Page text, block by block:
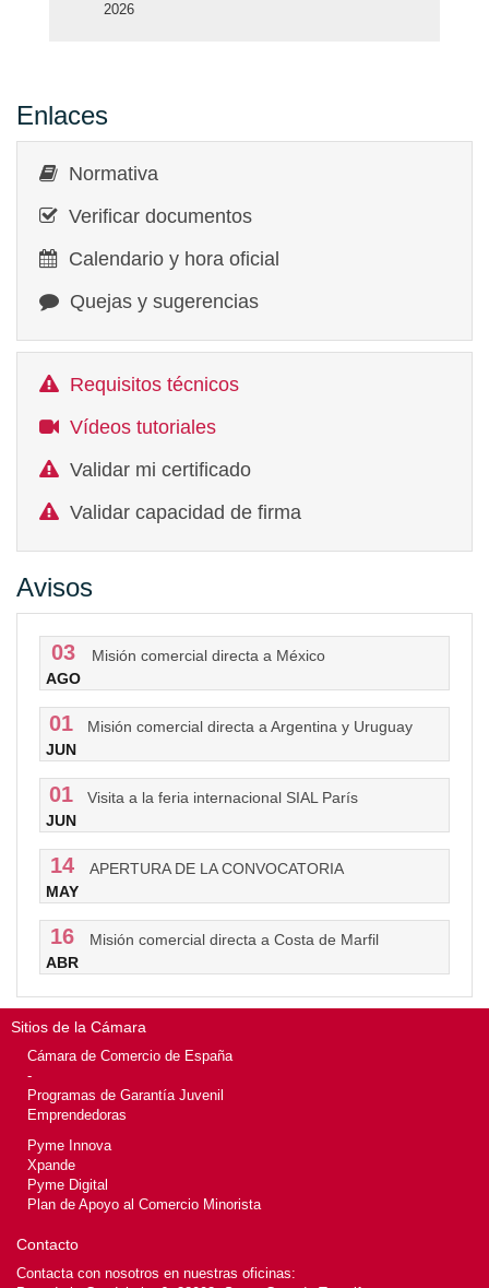
2026
Enlaces
Normativa
Verificar documentos
Calendario y hora oficial
Quejas y sugerencias
Requisitos técnicos
Vídeos tutoriales
Validar mi certificado
Validar capacidad de firma
Avisos
03
AGO
Misión comercial directa a México
01
JUN
Misión comercial directa a Argentina y Uruguay
01
JUN
Visita a la feria internacional SIAL París
14
MAY
APERTURA DE LA CONVOCATORIA
16
ABR
Misión comercial directa a Costa de Marfil
Sitios de la Cámara
Cámara de Comercio de España
-
Programas de Garantía Juvenil
Emprendedoras
Pyme Innova
Xpande
Pyme Digital
Plan de Apoyo al Comercio Minorista
Contacto
Contacta con nosotros en nuestras oficinas: